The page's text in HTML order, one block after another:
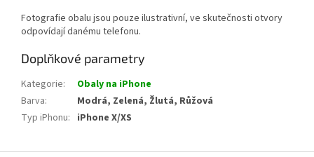
Fotografie obalu jsou pouze ilustrativní, ve skutečnosti otvory
odpovídají danému telefonu.
Doplňkové parametry
Kategorie:
Obaly na iPhone
Barva:
Modrá, Zelená, Žlutá, Růžová
Typ iPhonu: iPhone X/XS